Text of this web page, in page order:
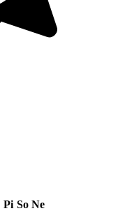
Pi So Ne